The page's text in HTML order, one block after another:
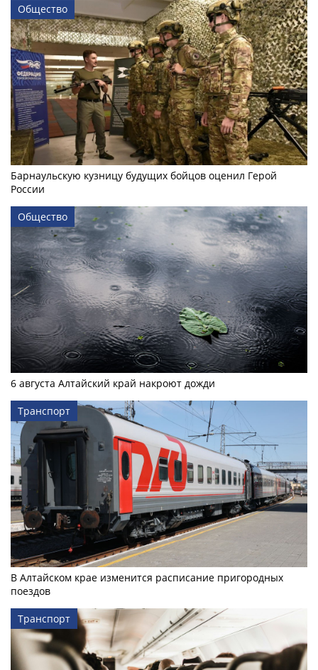
Общество
Барнаульскую кузницу будущих бойцов оценил Герой
России
Общество
6 августа Алтайский край накроют дожди
Транспорт
В Алтайском крае изменится расписание пригородных
поездов
Транспорт